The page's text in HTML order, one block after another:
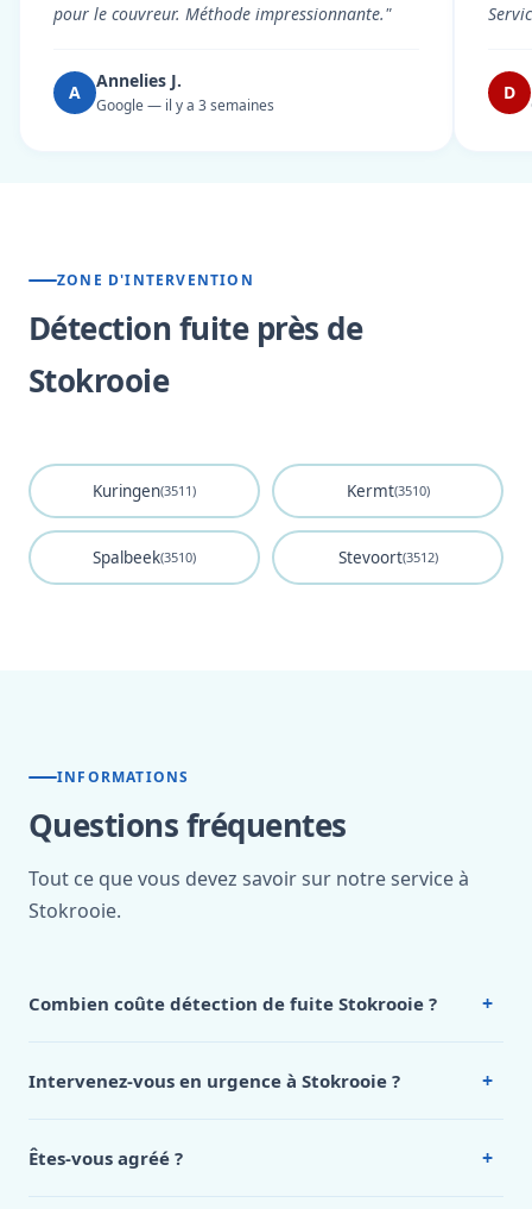
pour le couvreur. Méthode impressionnante."
A
Annelies J.
Google — il y a 3 semaines
D
ZONE D'INTERVENTION
Détection fuite près de
Stokrooie
Kuringen(3511) Kermt(3510)
Spalbeek(3510) Stevoort(3512)
INFORMATIONS
Questions fréquentes
Tout ce que vous devez savoir sur notre service à
Stokrooie.
Combien coûte détection de fuite Stokrooie ? +
Stokrooie, appelez le 0472 53 24 26.
Intervenez-vous en urgence à Stokrooie ? +
Êtes-vous agréé ? +